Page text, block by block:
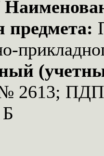
предмета:
№ 2613;